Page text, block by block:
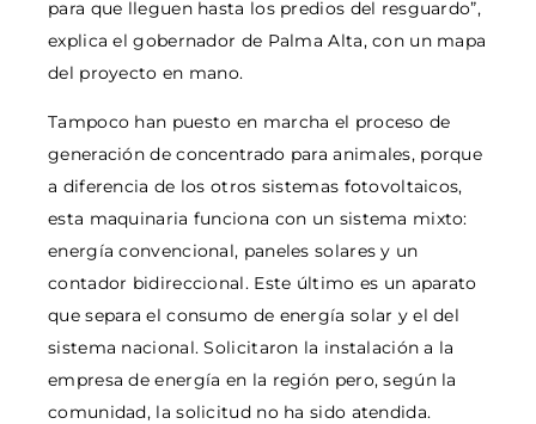
para que lleguen hasta los predios del resguardo”,
explica el gobernador de Palma Alta, con un mapa
del proyecto en mano.
Tampoco han puesto en marcha el proceso de
generación de concentrado para animales, porque
a diferencia de los otros sistemas fotovoltaicos,
esta maquinaria funciona con un sistema mixto:
energía convencional, paneles solares y un
contador bidireccional. Este último es un aparato
que separa el consumo de energía solar y el del
sistema nacional. Solicitaron la instalación a la
empresa de energía en la región pero, según la
comunidad, la solicitud no ha sido atendida.